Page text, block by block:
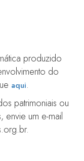
produzido
do
aqui.
patrimoniais ou
envie um e-mail